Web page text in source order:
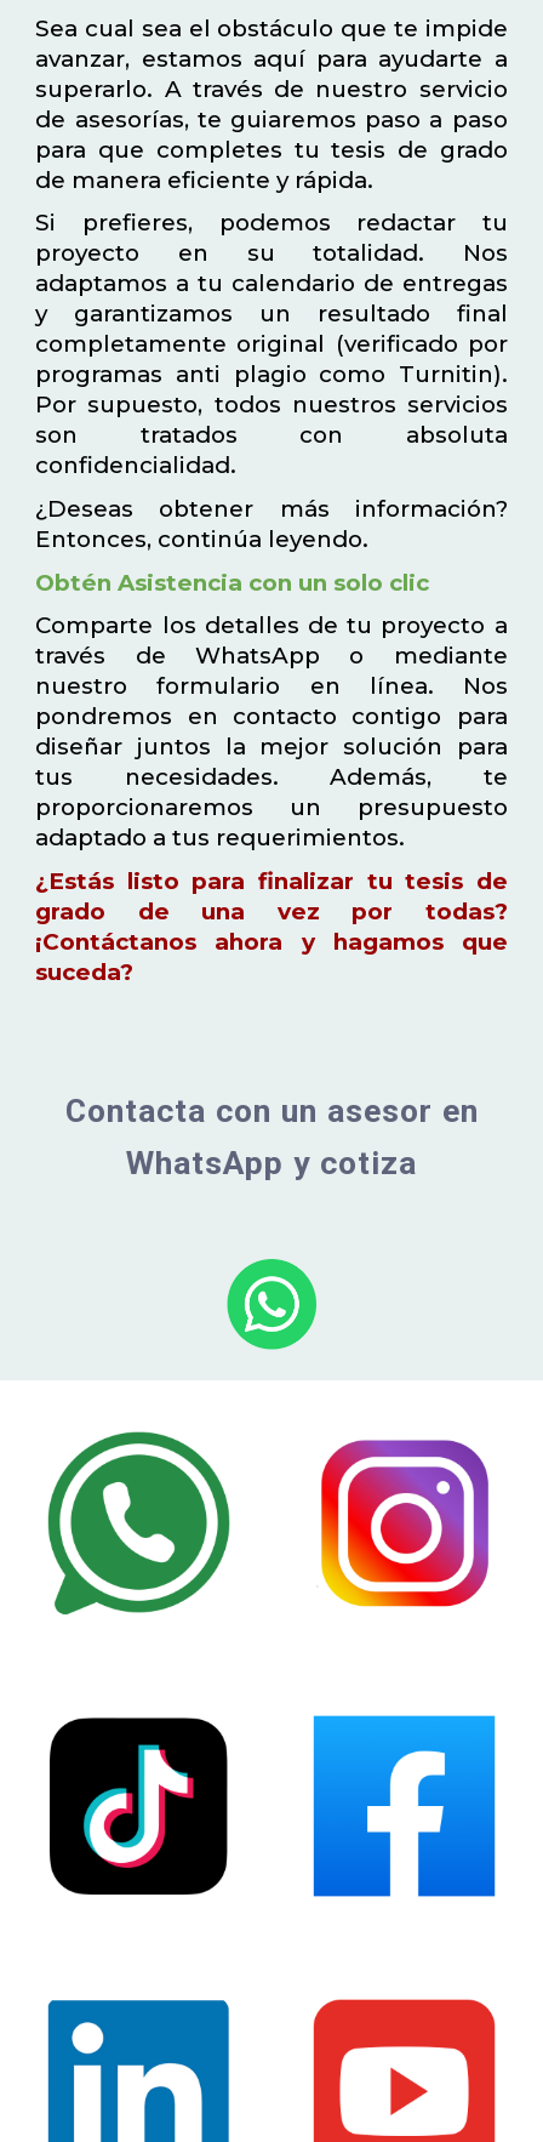
Sea cual sea el obstáculo que te impide
avanzar, estamos aquí para ayudarte a
superarlo. A través de nuestro servicio
de asesorías, te guiaremos paso a paso
para que completes tu tesis de grado
de manera eficiente y rápida.
Si prefieres, podemos redactar tu
proyecto en su totalidad. Nos
adaptamos a tu calendario de entregas
y garantizamos un resultado final
completamente original (verificado por
programas anti plagio como Turnitin).
Por supuesto, todos nuestros servicios
son tratados con absoluta
confidencialidad.
¿Deseas obtener más información?
Entonces, continúa leyendo.
Obtén Asistencia con un solo clic
Comparte los detalles de tu proyecto a
través de WhatsApp o mediante
nuestro formulario en línea. Nos
pondremos en contacto contigo para
diseñar juntos la mejor solución para
tus necesidades. Además, te
proporcionaremos un presupuesto
adaptado a tus requerimientos.
¿Estás listo para finalizar tu tesis de
grado de una vez por todas?
¡Contáctanos ahora y hagamos que
suceda?
Contacta con un asesor en
WhatsApp y cotiza